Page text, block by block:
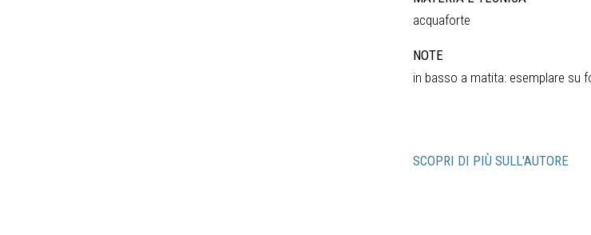
acquaforte
NOTE
in basso a matita: esemplare su
SCOPRI DI PIÙ SULL'AUTORE